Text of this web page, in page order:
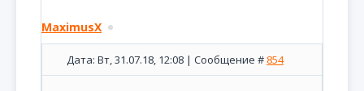
MaximusX
Дата: Вт, 31.07.18, 12:08 | Сообщение # 854